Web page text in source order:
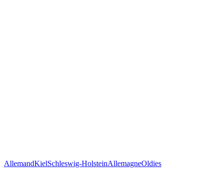
AllemandKielSchleswig-HolsteinAllemagneOldies